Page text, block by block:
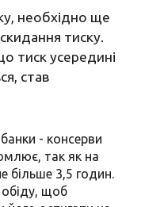
необхідно ще
тиску.
тиск усередині
став
- консерви
так як на
більше 3,5 годин.
обіду, щоб